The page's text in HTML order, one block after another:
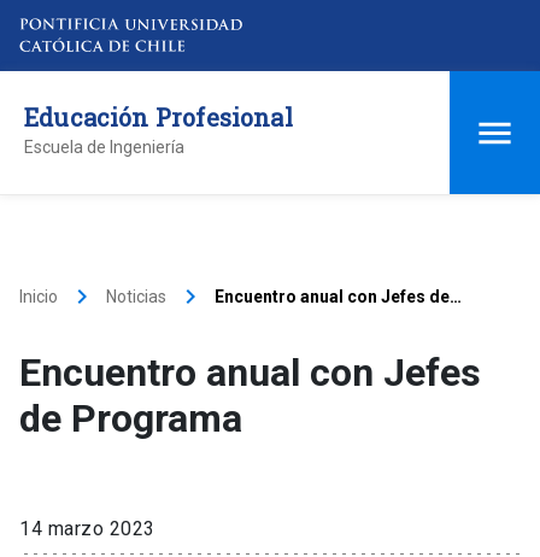
Educación Profesional
Escuela de Ingeniería
Inicio keyboard_arrow_right Noticias keyboard_arrow_right
Encuentro anual con Jefes de
Encuentro anual con Jefes
de Programa
14 marzo 2023